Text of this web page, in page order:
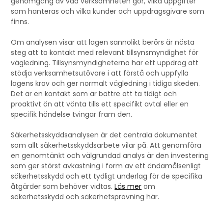
som hanteras och vilka kunder och uppdragsgivare som
finns.
Om analysen visar att lagen sannolikt berörs är nästa
steg att ta kontakt med relevant tillsynsmyndighet för
vägledning. Tillsynsmyndigheterna har ett uppdrag att
stödja verksamhetsutövare i att förstå och uppfylla
lagens krav och ger normalt vägledning i tidiga skeden.
Det är en kontakt som är bättre att ta tidigt och
proaktivt än att vänta tills ett specifikt avtal eller en
specifik händelse tvingar fram den.
Säkerhetsskyddsanalysen är det centrala dokumentet
som allt säkerhetsskyddsarbete vilar på. Att genomföra
en genomtänkt och välgrundad analys är den investering
som ger störst avkastning i form av ett ändamålsenligt
säkerhetsskydd och ett tydligt underlag för de specifika
åtgärder som behöver vidtas.Läs mer om
säkerhetsskydd och säkerhetsprövning här.